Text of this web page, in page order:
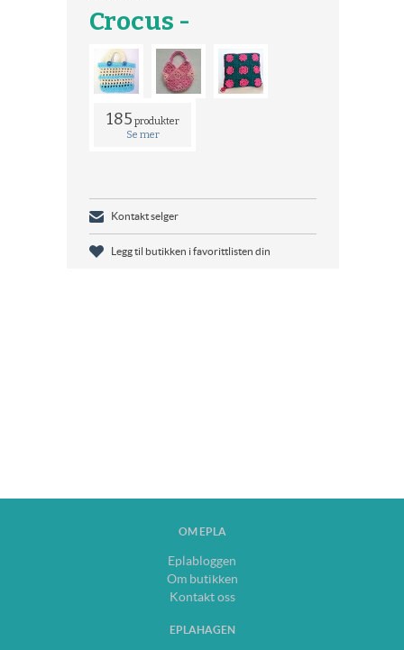
Crocus -
185 produkter
Se mer
Kontakt selger
Legg til butikken i favorittlisten din
OM EPLA
Eplabloggen
Om butikken
Kontakt oss
EPLAHAGEN